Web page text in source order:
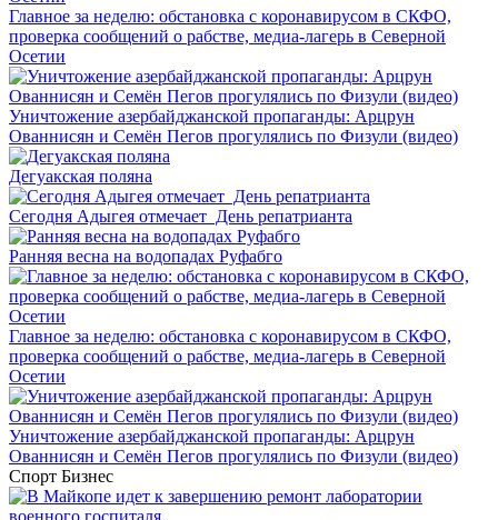
Главное за неделю: обстановка с коронавирусом в СКФО,
проверка сообщений о рабстве, медиа-лагерь в Северной
Осетии
Уничтожение азербайджанской пропаганды: Арцрун
Ованнисян и Семён Пегов прогулялись по Физули (видео)
Дегуакская поляна
Сегодня Адыгея отмечает День репатрианта
Ранняя весна на водопадах Руфабго
Главное за неделю: обстановка с коронавирусом в СКФО,
проверка сообщений о рабстве, медиа-лагерь в Северной
Осетии
Уничтожение азербайджанской пропаганды: Арцрун
Ованнисян и Семён Пегов прогулялись по Физули (видео)
Спорт Бизнес